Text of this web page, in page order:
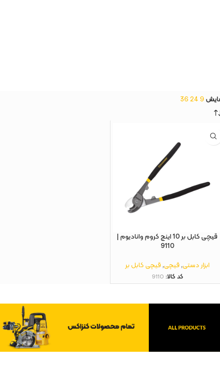
9
24
36
قیچی کابل بر 10 اینچ کروم وانادیوم |
9110
ابزار دستی,قیچی,قیچی کابل بر
کد کالا: 9110